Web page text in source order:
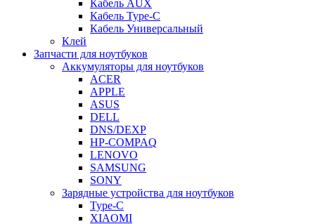
Кабель AUX
Кабель Type-C
Кабель Универсальный
Клей
Запчасти для ноутбуков
Аккумуляторы для ноутбуков
ACER
APPLE
ASUS
DELL
DNS/DEXP
HP-COMPAQ
LENOVO
SAMSUNG
SONY
Зарядные устройства для ноутбуков
Type-C
XIAOMI